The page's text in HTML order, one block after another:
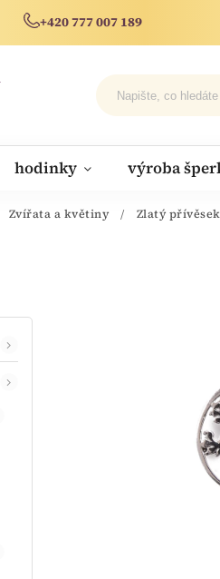
+420 777 007 189
hodinky výroba
Zvířata a květiny / Zlatý